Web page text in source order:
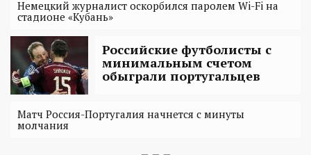
Немецкий журналист оскорбился паролем Wi-Fi на
стадионе «Кубань»
Российские футболисты с
минимальным счетом
обыграли португальцев
Матч Россия-Португалия начнется с минуты
молчания